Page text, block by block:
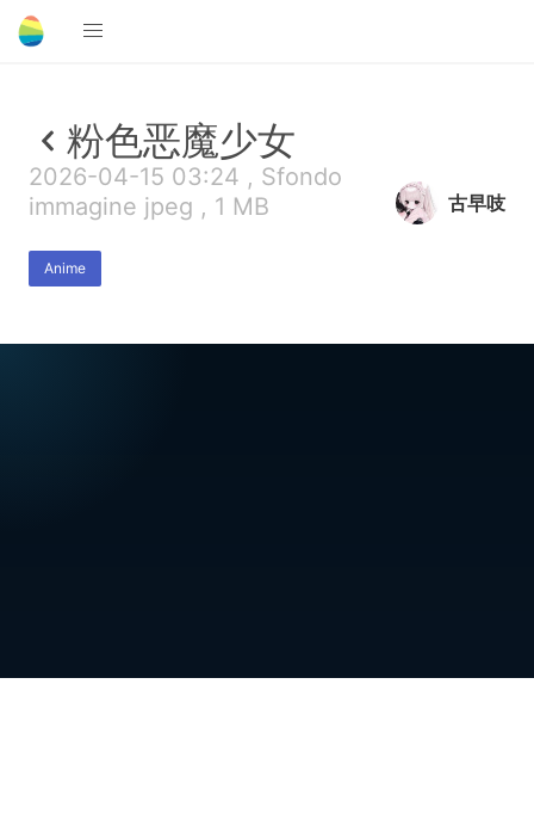
粉色恶魔少女
2026-04-15 03:24 , Sfondo
immagine jpeg , 1 MB
Anime
古早吱